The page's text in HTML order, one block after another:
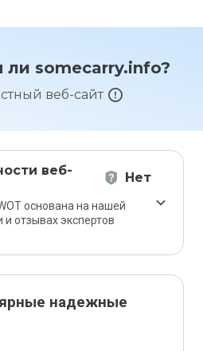
ли somecarry.info?
веб-сайт
веб-
Нет
основана на нашей
и отзывах экспертов
надежные